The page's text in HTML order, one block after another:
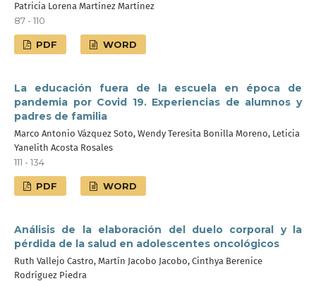
Patricia Lorena Martínez Martínez
87 - 110
PDF WORD
La educación fuera de la escuela en época de
pandemia por Covid 19. Experiencias de alumnos y
padres de familia
Marco Antonio Vázquez Soto, Wendy Teresita Bonilla Moreno, Leticia
Yanelith Acosta Rosales
111 - 134
PDF WORD
Análisis de la elaboración del duelo corporal y la
pérdida de la salud en adolescentes oncológicos
Ruth Vallejo Castro, Martín Jacobo Jacobo, Cinthya Berenice
Rodríguez Piedra